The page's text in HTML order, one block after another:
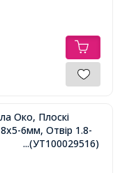
Око, Плоскі
8х5-6мм, Отвір 1.8-
...(УТ100029516)